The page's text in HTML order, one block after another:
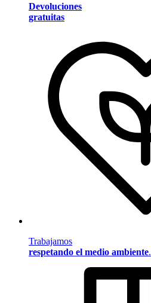
Devoluciones
gratuitas
Trabajamos
respetando el medio ambiente.